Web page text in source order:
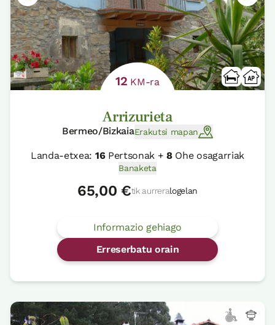
12 KM-ra
Arrizurieta
Bermeo/BizkaiaErakutsi mapan
Landa-etxea: 16Pertsonak +8Ohe osagarriak
Banaketa
65,00 €tik aurreralogelan
Informazio gehiago
Erreserbatu orain